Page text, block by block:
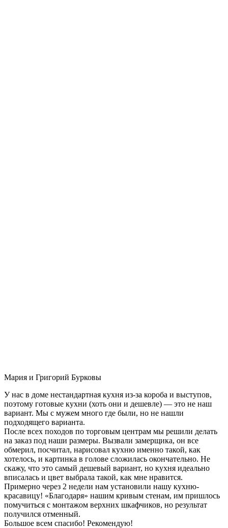
Мария и Григорий Бурковы
У нас в доме нестандартная кухня из-за короба и выступов,
поэтому готовые кухни (хоть они и дешевле) — это не наш
вариант. Мы с мужем много где были, но не нашли
подходящего варианта.
После всех походов по торговым центрам мы решили делать
на заказ под наши размеры. Вызвали замерщика, он все
обмерил, посчитал, нарисовал кухню именно такой, как
хотелось, и картинка в голове сложилась окончательно. Не
скажу, что это самый дешевый вариант, но кухня идеально
вписалась и цвет выбрала такой, как мне нравится.
Примерно через 2 недели нам установили нашу кухню-
красавицу! «Благодаря» нашим кривым стенам, им пришлось
помучиться с монтажом верхних шкафчиков, но результат
получился отменный.
Большое всем спасибо! Рекомендую!